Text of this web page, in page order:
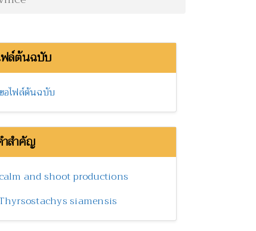
ล์ต้นฉบับ
อไฟล์ต้นฉบับ
สำคัญ
calm and shoot productions
siamensis